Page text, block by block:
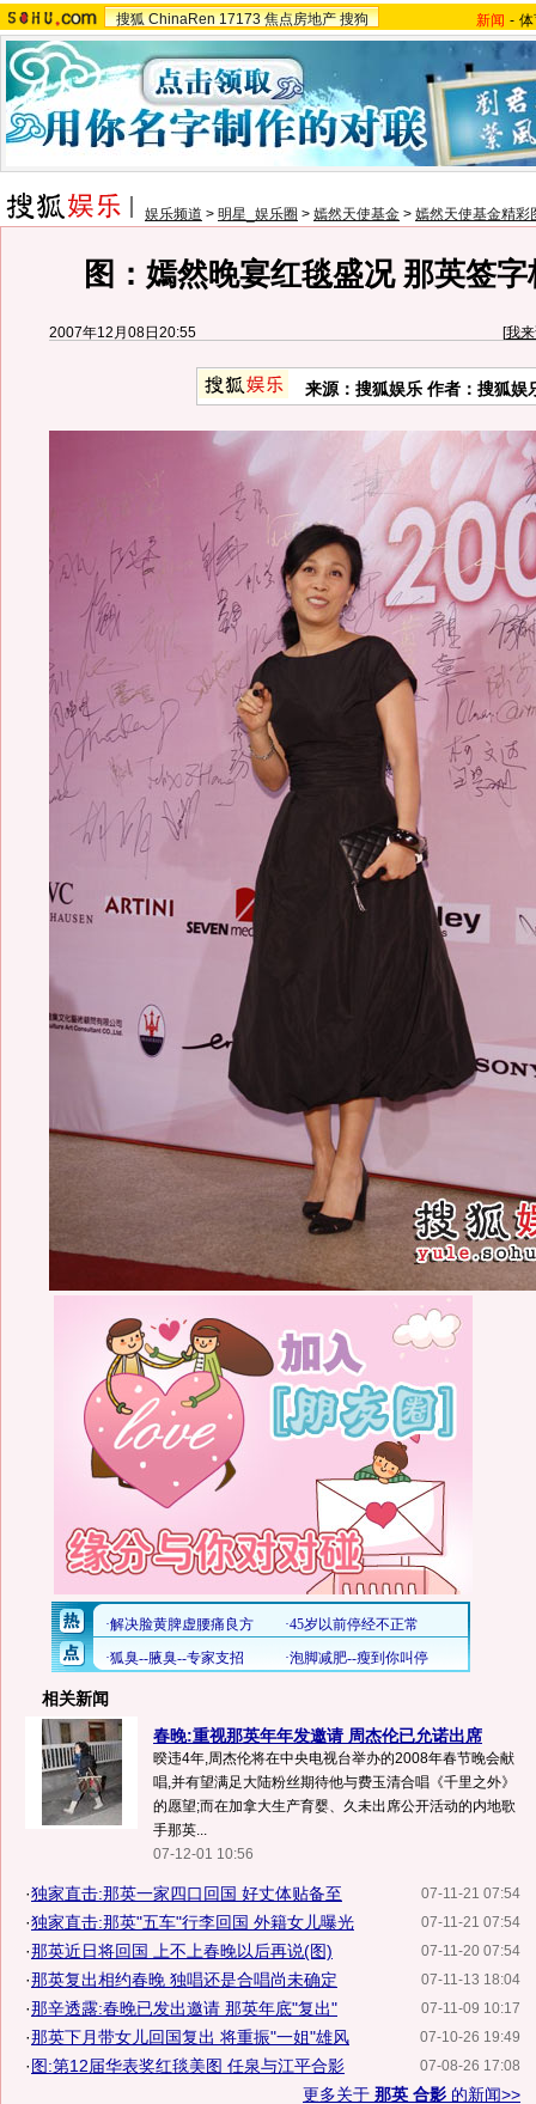
搜狐 ChinaRen 17173 焦点房地产 搜狗 新闻 -
娱乐频道 > 明星_娱乐圈 > 嫣然天使基金 > 嫣然天使基金精彩
图：嫣然晚宴红毯盛况 那英签
2007年12月08日20:55 [我
来源：搜狐娱乐 作者：搜狐娱
相关新闻
春晚:重视那英年年发邀请 周杰伦已允诺出席
暌违4年,周杰伦将在中央电视台举办的2008年春节晚会献
唱,并有望满足大陆粉丝期待他与费玉清合唱《千里之外》
的愿望;而在加拿大生产育婴、久未出席公开活动的内地歌
手那英...
07-12-01 10:56
07-11-21 07:54
·独家直击:那英一家四口回国 好丈体贴备至
07-11-21 07:54
·独家直击:那英"五车"行李回国 外籍女儿曝光
07-11-20 07:54
·那英近日将回国 上不上春晚以后再说(图)
07-11-13 18:04
·那英复出相约春晚 独唱还是合唱尚未确定
07-11-09 10:17
·那辛透露:春晚已发出邀请 那英年底"复出"
07-10-26 19:49
·那英下月带女儿回国复出 将重振"一姐"雄风
07-08-26 17:08
·图:第12届华表奖红毯美图 任泉与江平合影
更多关于 那英 合影 的新闻>>